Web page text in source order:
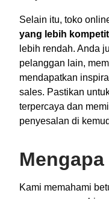
Selain itu, toko
yang lebih
lebih rendah. Anda
pelanggan lain,
mendapatkan
sales. Pastikan
terpercaya dan
penyesalan di
Kami memahami